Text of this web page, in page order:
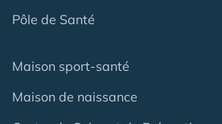
Pôle de Santé
Maison sport-santé
Maison de naissance